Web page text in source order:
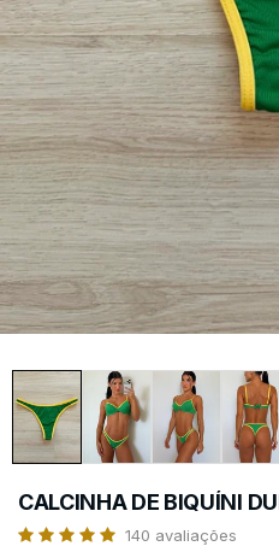
CALCINHA DE BIQUÍNI
140 avaliações